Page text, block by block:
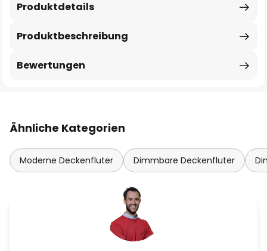
Produktbeschreibung
Produktdetails
Bewertungen
Ähnliche Kategorien
Moderne Deckenfluter Dimmbare Deckenfluter